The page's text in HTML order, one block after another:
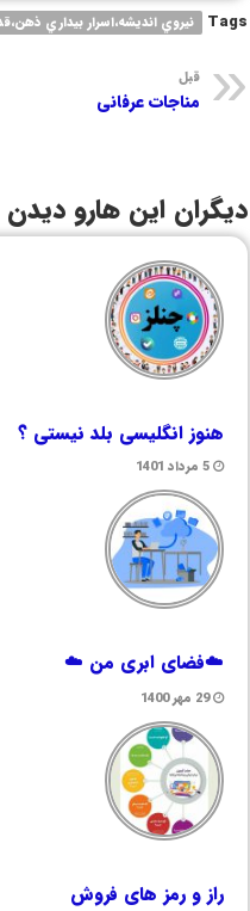
Tags نيروي انديشه،اسرار بيداري
قبل
مناجات عرفانی
دیگران این هارو دیدن
هنوز انگلیسی بلد نیستی ؟
5 مرداد 1401
☁️فضای ابری من ☁️
29 مهر 1400
راز و رمز های فروش